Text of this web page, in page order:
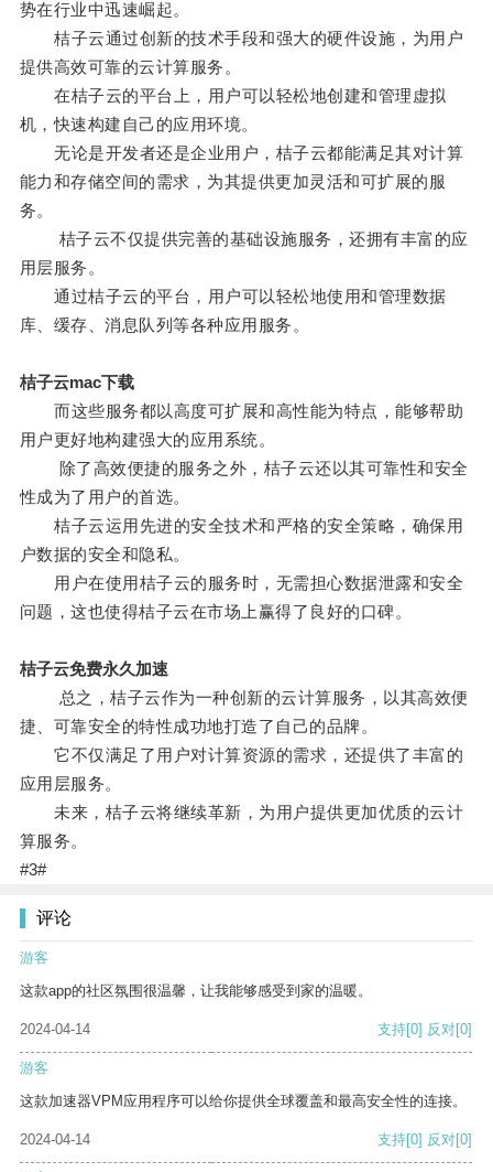
势在行业中迅速崛起。
桔子云通过创新的技术手段和强大的硬件设施，为用户
提供高效可靠的云计算服务。
在桔子云的平台上，用户可以轻松地创建和管理虚拟
机，快速构建自己的应用环境。
无论是开发者还是企业用户，桔子云都能满足其对计算
能力和存储空间的需求，为其提供更加灵活和可扩展的服
务。
桔子云不仅提供完善的基础设施服务，还拥有丰富的应
用层服务。
通过桔子云的平台，用户可以轻松地使用和管理数据
库、缓存、消息队列等各种应用服务。
桔子云mac下载
而这些服务都以高度可扩展和高性能为特点，能够帮助
用户更好地构建强大的应用系统。
除了高效便捷的服务之外，桔子云还以其可靠性和安全
性成为了用户的首选。
桔子云运用先进的安全技术和严格的安全策略，确保用
户数据的安全和隐私。
用户在使用桔子云的服务时，无需担心数据泄露和安全
问题，这也使得桔子云在市场上赢得了良好的口碑。
桔子云免费永久加速
总之，桔子云作为一种创新的云计算服务，以其高效便
捷、可靠安全的特性成功地打造了自己的品牌。
它不仅满足了用户对计算资源的需求，还提供了丰富的
应用层服务。
未来，桔子云将继续革新，为用户提供更加优质的云计
算服务。
#3#
评论
游客
这款app的社区氛围很温馨，让我能够感受到家的温暖。
2024-04-14 支持[0] 反对[0]
游客
这款加速器VPM应用程序可以给你提供全球覆盖和最高安全性的连接。
2024-04-14 支持[0] 反对[0]